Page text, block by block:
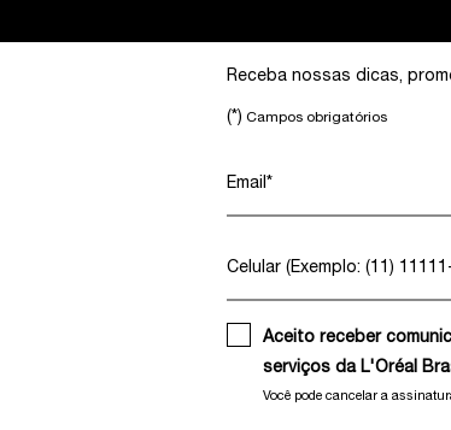
Receba nossas dicas,
(*) Campos obrigatórios
Email *
Celular (Exemplo: (11)
Aceito receber
serviços da L'Oréal
Você pode cancelar a